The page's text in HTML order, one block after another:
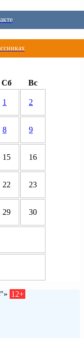
Сб Вс
1 2
8 9
15 16
22 23
29 30
12+